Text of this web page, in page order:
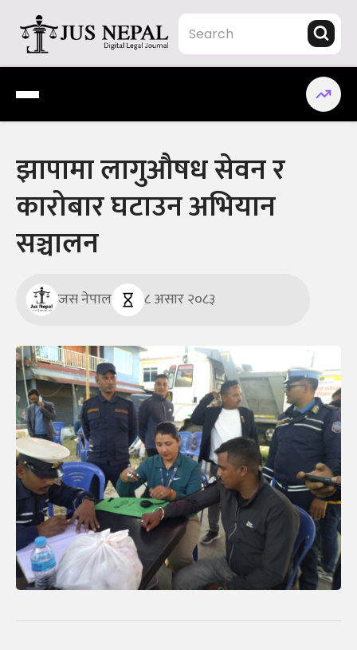
content
Jus Nepal | www.jusnepal.com
Digital Legal Journal
झापामा लागुऔषध सेवन र
कारोबार घटाउन अभियान
सञ्चालन
जस नेपाल ८ असार २०८३